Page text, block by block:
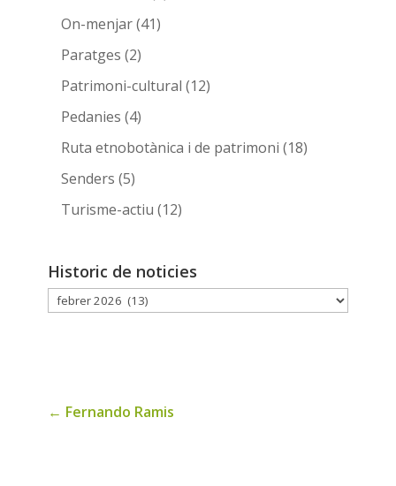
On-menjar(41)
Paratges (2)
Patrimoni-cultural (12)
Pedanies (4)
Ruta etnobotànica i de patrimoni (18)
Senders (5)
Turisme-actiu (12)
Historic de noticies
Historic
← Fernando Ramis